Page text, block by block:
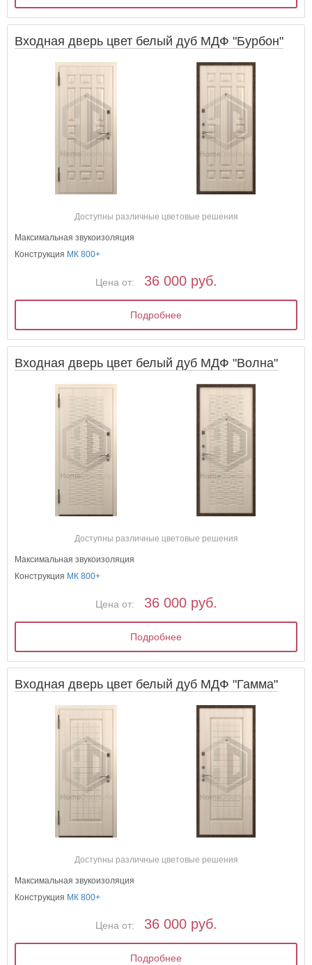
Входная дверь цвет белый дуб МДФ "Бурбон"
Доступны различные цветовые решения
Максимальная звукоизоляция
Конструкция МК 800+
Цена от: 36 000 руб.
Подробнее
Входная дверь цвет белый дуб МДФ "Волна"
Доступны различные цветовые решения
Максимальная звукоизоляция
Конструкция МК 800+
Цена от: 36 000 руб.
Подробнее
Входная дверь цвет белый дуб МДФ "Гамма"
Доступны различные цветовые решения
Максимальная звукоизоляция
Конструкция МК 800+
Цена от: 36 000 руб.
Подробнее